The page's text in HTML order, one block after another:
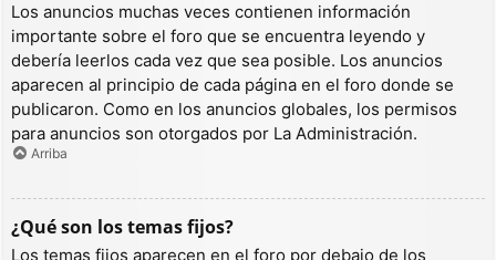
Los anuncios muchas veces contienen información
importante sobre el foro que se encuentra leyendo y
debería leerlos cada vez que sea posible. Los anuncios
aparecen al principio de cada página en el foro donde se
publicaron. Como en los anuncios globales, los permisos
para anuncios son otorgados por La Administración.
Arriba
¿Qué son los temas fijos?
Los temas fijos aparecen en el foro por debajo de los